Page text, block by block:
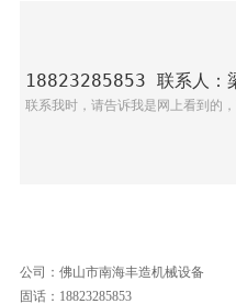
18823285853 联系人：
联系我时，请告诉我是网上看到的
公司：佛山市南海丰造机械设备
固话：18823285853